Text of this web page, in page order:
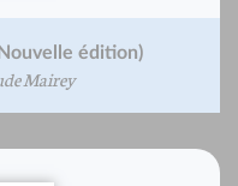
édition)
Mairey